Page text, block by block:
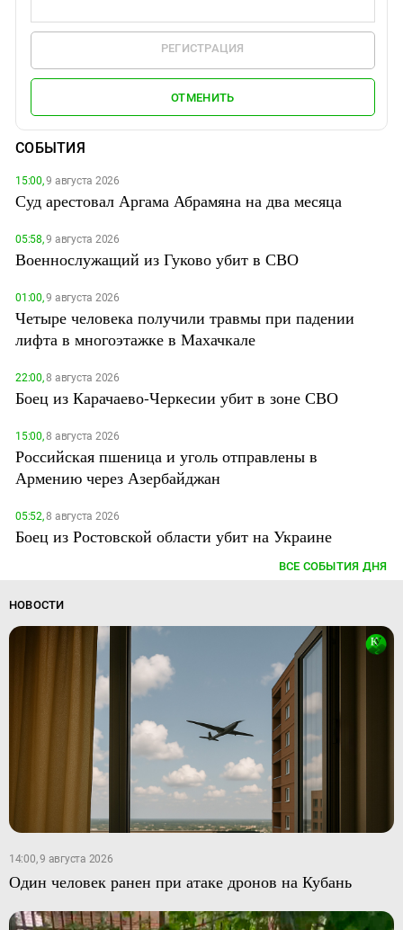
РЕГИСТРАЦИЯ
ОТМЕНИТЬ
СОБЫТИЯ
15:00,9 августа 2026
Суд арестовал Аргама Абрамяна на два месяца
05:58,9 августа 2026
Военнослужащий из Гуково убит в СВО
01:00,9 августа 2026
Четыре человека получили травмы при падении
лифта в многоэтажке в Махачкале
22:00,8 августа 2026
Боец из Карачаево-Черкесии убит в зоне СВО
15:00,8 августа 2026
Российская пшеница и уголь отправлены в
Армению через Азербайджан
05:52,8 августа 2026
Боец из Ростовской области убит на Украине
ВСЕ СОБЫТИЯ ДНЯ
НОВОСТИ
14:00, 9 августа 2026
Один человек ранен при атаке дронов на Кубань